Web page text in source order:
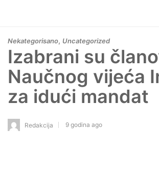
Nekategorisano, Uncategorized
Izabrani su
Naučnog vijeća
za idući mandat
Redakcija 9 godina ago